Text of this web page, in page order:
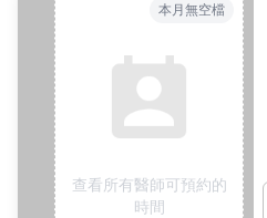
本月無空檔
查看所有醫師可預約的
時間